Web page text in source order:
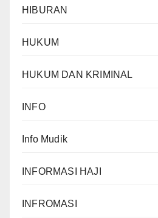
HIBURAN
HUKUM
HUKUM DAN KRIMINAL
INFO
Info Mudik
INFORMASI HAJI
INFROMASI